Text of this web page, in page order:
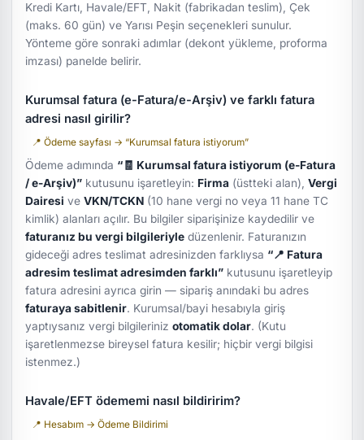
Kredi Kartı, Havale/EFT, Nakit (fabrikadan teslim), Çek
(maks. 60 gün) ve Yarısı Peşin seçenekleri sunulur.
Yönteme göre sonraki adımlar (dekont yükleme, proforma
imzası) panelde belirir.
Kurumsal fatura (e-Fatura/e-Arşiv) ve farklı fatura
adresi nasıl girilir?
📍 Ödeme sayfası → “Kurumsal fatura istiyorum”
Ödeme adımında “🧾 Kurumsal fatura istiyorum (e-Fatura
/ e-Arşiv)” kutusunu işaretleyin: Firma (üstteki alan),Vergi
Dairesi veVKN/TCKN (10 hane vergi no veya 11 hane TC
kimlik) alanları açılır. Bu bilgiler siparişinize kaydedilir ve
faturanız bu vergi bilgileriyle düzenlenir. Faturanızın
gideceği adres teslimat adresinizden farklıysa “📍 Fatura
adresim teslimat adresimden farklı” kutusunu işaretleyip
fatura adresini ayrıca girin — sipariş anındaki bu adres
faturaya sabitlenir. Kurumsal/bayi hesabıyla giriş
yaptıysanız vergi bilgilerinizotomatik dolar. (Kutu
işaretlenmezse bireysel fatura kesilir; hiçbir vergi bilgisi
istenmez.)
Havale/EFT ödememi nasıl bildiririm?
📍 Hesabım → Ödeme Bildirimi